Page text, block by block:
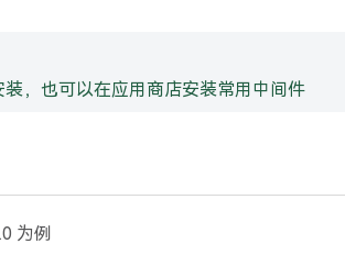
，也可以在应用商店安装常用中间件
为例